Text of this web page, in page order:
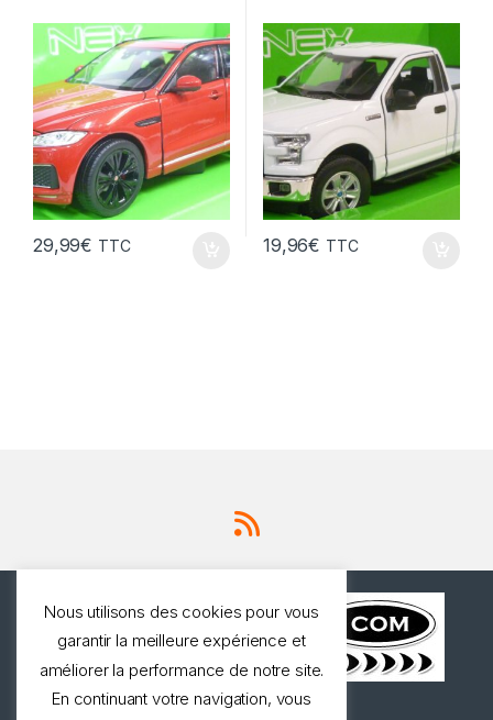
29,99€ TTC 19,96€ TTC
Nous utilisons des cookies pour vous
garantir la meilleure expérience et
améliorer la performance de notre site.
En continuant votre navigation, vous